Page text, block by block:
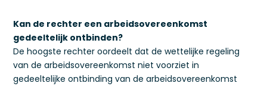
Kan de rechter een arbeidsovereenkomst
gedeeltelijk ontbinden?
De hoogste rechter oordeelt dat de wettelijke regeling
van de arbeidsovereenkomst niet voorziet in
gedeeltelijke ontbinding van de arbeidsovereenkomst